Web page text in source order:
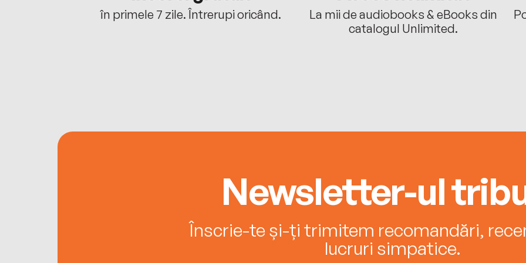
în primele 7 zile. Întrerupi oricând.
La mii de audiobooks & eBooks din
catalogul Unlimited.
Newsletter-ul
Înscrie-te și-ți trimitem recomandări,
lucruri simpatice.